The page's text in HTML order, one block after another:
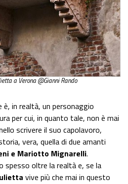
a Verona @Gianni Rando
è, in realtà, un personaggio
per cui, in quanto tale, non è mai
scrivere il suo capolavoro,
vera, quella di due amanti
e Mariotto Mignarelli.
spesso oltre la realtà e, se la
vive più che mai in questo